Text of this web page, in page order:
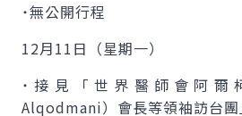
˙無公開行程
12月11日（星期一）
˙接見「世界醫師會阿爾
Alqodmani）會長等領袖訪台